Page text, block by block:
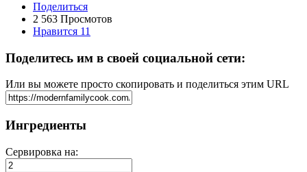
Поделиться
2 563 Просмотов
Нравится 11
Поделитесь им в своей социальной сети:
Или вы можете просто скопировать и поделиться этим URL
Ингредиенты
Сервировка на: